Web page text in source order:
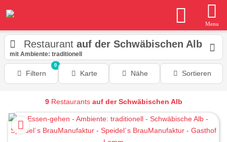
Menu
Restaurant auf der Schwäbischen Alb
mit Ambiente: traditionell
Filtern
0
Karte Nähe Sortieren
9Restaurants auf der Schwäbischen Alb